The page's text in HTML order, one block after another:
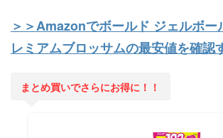
＞＞Amazonでボールド ジェルボー
レミアムブロッサムの最安値を確認
まとめ買いでさらにお得に！！